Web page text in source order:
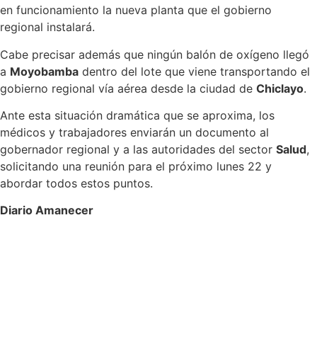
en funcionamiento la nueva planta que el gobierno
regional instalará.
Cabe precisar además que ningún balón de oxígeno llegó
a Moyobamba dentro del lote que viene transportando el
gobierno regional vía aérea desde la ciudad de Chiclayo.
Ante esta situación dramática que se aproxima, los
médicos y trabajadores enviarán un documento al
gobernador regional y a las autoridades del sector Salud,
solicitando una reunión para el próximo lunes 22 y
abordar todos estos puntos.
Diario Amanecer